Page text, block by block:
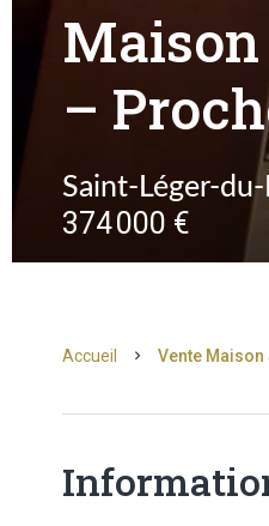
–
Saint-Léger-
374 000 €
Accueil Vente Maison